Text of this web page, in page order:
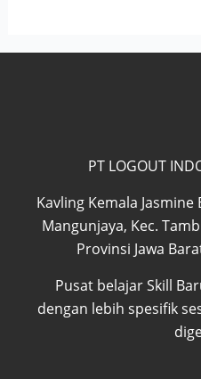
PT LOGOUT
Kavling Kemala
Mangunjaya, Kec.
Provinsi Jawa
Pusat belajar Skill
dengan lebih spesifik